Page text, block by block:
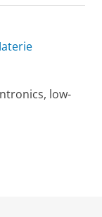
low-